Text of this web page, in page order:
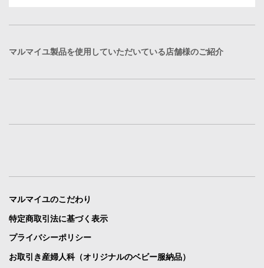
マルマイユ製品を使用していただいている店舗様のご紹介
マルマイユのこだわり
特定商取引法に基づく表示
プライバシーポリシー
お取引き産婦人科（オリジナルのベビー服納品）